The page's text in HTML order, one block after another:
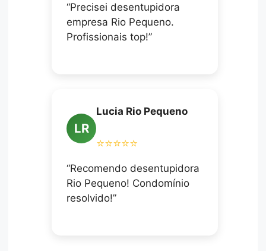
“Precisei desentupidora
empresa Rio Pequeno.
Profissionais top!”
LR
Lucia Rio Pequeno
⭐⭐⭐⭐⭐
“Recomendo desentupidora
Rio Pequeno! Condomínio
resolvido!”